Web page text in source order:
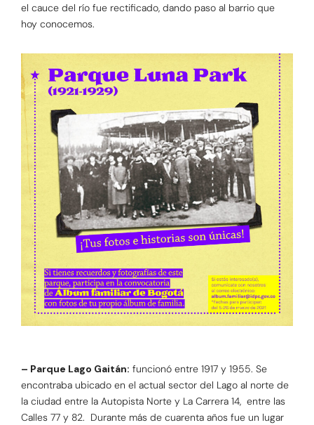
el cauce del río fue rectificado, dando paso al barrio que
hoy conocemos.
– Parque Lago Gaitán: funcionó entre 1917 y 1955. Se
encontraba ubicado en el actual sector del Lago al norte de
la ciudad entre la Autopista Norte y La Carrera 14, entre las
Calles 77 y 82. Durante más de cuarenta años fue un lugar